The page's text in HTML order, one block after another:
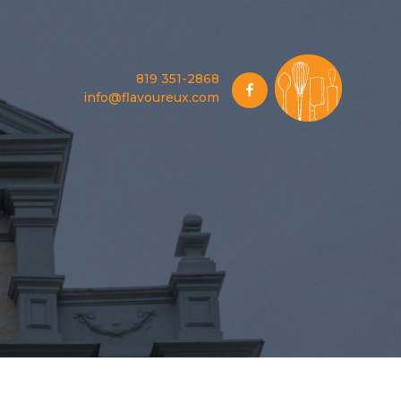
Facebook
819 351-2868
info@flavoureux.com